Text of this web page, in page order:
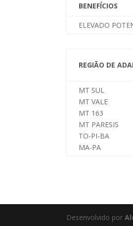
BENEFÍCIOS
ELEVADO
REGIÃO DE
MT SUL
MT VALE
MT 163
MT PARESIS
TO-PI-BA
MA-PA
Desenvolvido por